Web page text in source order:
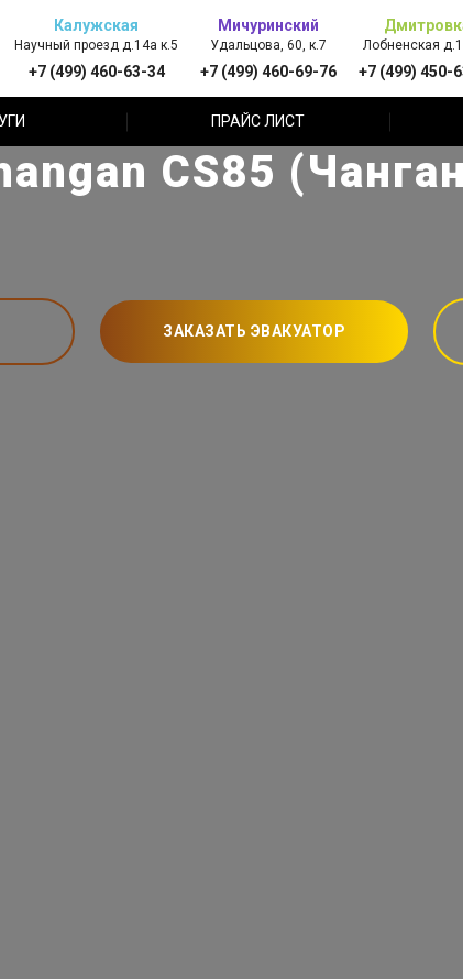
Калужская
Научный проезд д.14а к.5
+7 (499) 460-63-34
Мичуринский
Удальцова, 60, к.7
+7 (499) 460-69-76
Лобненская
+7 (499) 450-
ПРАЙС ЛИСТ
CS85
ЗАКАЗАТЬ ЭВАКУАТОР